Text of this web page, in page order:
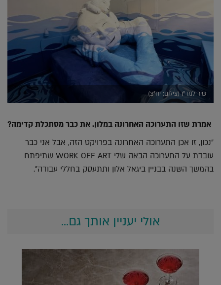
שיר למד"ן (צילום: יח"צ)
אמרת שזו התערוכה האחרונה במלון. את כבר מסתכלת קדימה?
"נכון, זו אכן התערוכה האחרונה בפרויקט הזה, אבל אני כבר
עובדת על התערוכה הבאה שלי WORK OFF ART שתיפתח
בהמשך השנה בבניין ביגאל אלון ותתעסק בחללי עבודה".
אולי יעניין אותך גם...